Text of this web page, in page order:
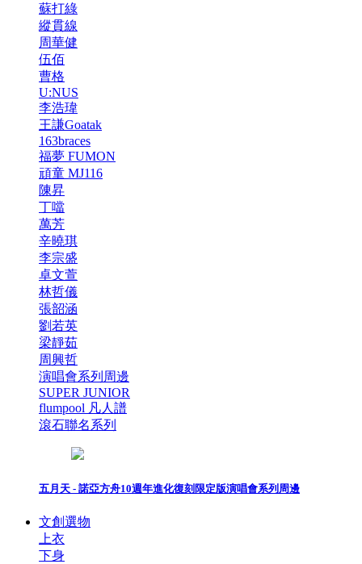
蘇打綠
縱貫線
周華健
伍佰
曹格
U:NUS
李浩瑋
王謙Goatak
163braces
福夢 FUMON
頑童 MJ116
陳昇
丁噹
萬芳
辛曉琪
李宗盛
卓文萱
林哲儀
張韶涵
劉若英
梁靜茹
周興哲
演唱會系列周邊
SUPER JUNIOR
flumpool 凡人譜
滾石聯名系列
五月天 - 諾亞方舟10週年進化復刻限定版演唱會系列周邊
文創選物
上衣
下身